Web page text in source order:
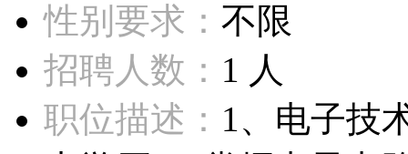
性别要求： 不限
招聘人数： 1 人
职位描述： 1、电子技